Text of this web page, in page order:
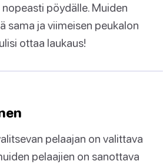
pöydälle. Muiden
sama ja viimeisen peukalon
ottaa laukaus!
pelaajan on valittava
pelaajien on sanottava